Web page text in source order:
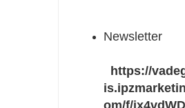
https://
om/f/